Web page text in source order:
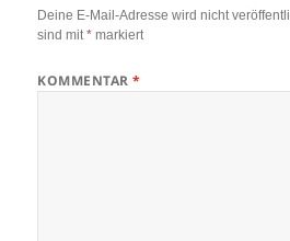
Deine E-Mail-Adresse wird nicht
sind mit* markiert
KOMMENTAR*